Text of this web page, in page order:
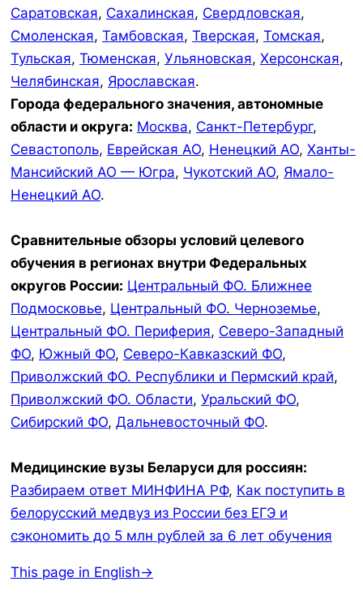
Саратовская, Сахалинская, Свердловская,
Смоленская, Тамбовская, Тверская, Томская,
Тульская, Тюменская, Ульяновская, Херсонская,
Челябинская, Ярославская.
Города федерального значения, автономные
области и округа: Москва, Санкт-Петербург,
Севастополь, Еврейская АО, Ненецкий АО, Ханты-
Мансийский АО — Югра, Чукотский АО, Ямало-
Ненецкий АО.
Сравнительные обзоры условий целевого
обучения в регионах внутри Федеральных
округов России: Центральный ФО. Ближнее
Подмосковье, Центральный ФО. Черноземье,
Центральный ФО. Периферия, Северо-Западный
ФО, Южный ФО, Северо-Кавказский ФО,
Приволжский ФО. Республики и Пермский край,
Приволжский ФО. Области, Уральский ФО,
Сибирский ФО, Дальневосточный ФО.
Медицинские вузы Беларуси для россиян:
Разбираем ответ МИНФИНА РФ, Как поступить в
белорусский медвуз из России без ЕГЭ и
сэкономить до 5 млн рублей за 6 лет обучения
This page in English→